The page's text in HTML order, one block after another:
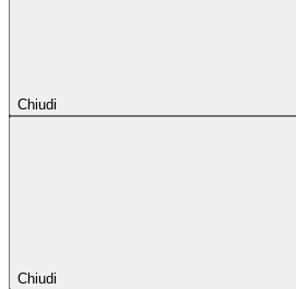
Chiudi
Chiudi